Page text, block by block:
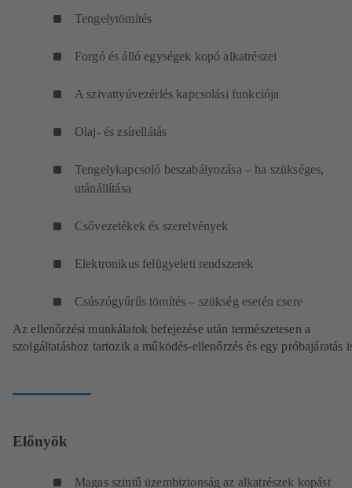
Tengelytömítés
Forgó és álló egységek kopó alkatrészei
A szivattyúvezérlés kapcsolási funkciója
Olaj- és zsírellátás
Tengelykapcsoló beszabályozása – ha szükséges,
utánállítása
Csővezetékek és szerelvények
Elektronikus felügyeleti rendszerek
Csúszógyűrűs tömítés – szükség esetén csere
Az ellenőrzési munkálatok befejezése után természetesen a
szolgáltatáshoz tartozik a működés-ellenőrzés és egy próbajáratás
Előnyök
Magas szintű üzembiztonság az alkatrészek kopást